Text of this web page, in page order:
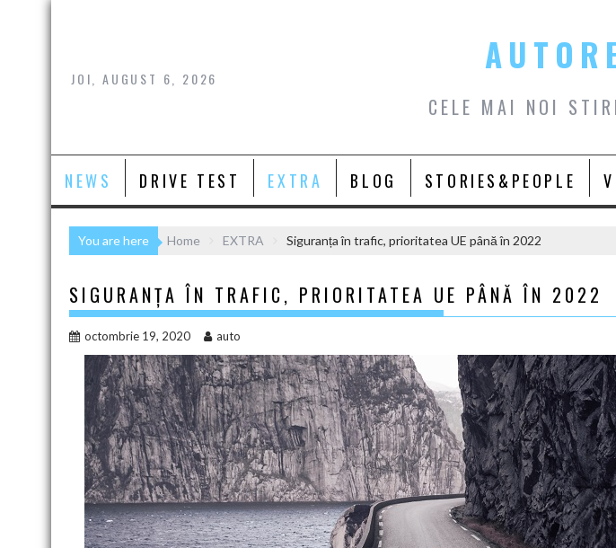
Skip
JOI, AUGUST 6, 2026
CELE MAI NOI
NEWS DRIVE TEST EXTRA BLOG STORIES&PEOPLE
You are here Home EXTRA Siguranța în trafic, prioritatea UE până în 2022
SIGURANȚA ÎN TRAFIC, PRIORITATEA UE PÂNĂ ÎN 2022
octombrie 19, 2020 auto